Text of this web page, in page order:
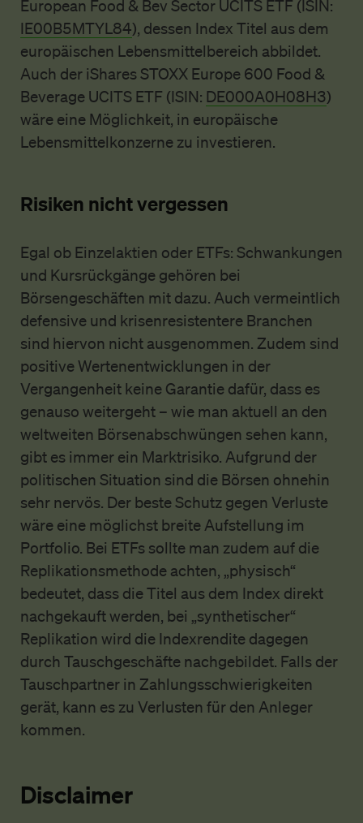
European Food & Bev Sector UCITS ETF (ISIN:
IE00B5MTYL84), dessen Index Titel aus dem
europäischen Lebensmittelbereich abbildet.
Auch der iShares STOXX Europe 600 Food &
Beverage UCITS ETF (ISIN: DE000A0H08H3)
wäre eine Möglichkeit, in europäische
Lebensmittelkonzerne zu investieren.
Risiken nicht vergessen
Egal ob Einzelaktien oder ETFs: Schwankungen
und Kursrückgänge gehören bei
Börsengeschäften mit dazu. Auch vermeintlich
defensive und krisenresistentere Branchen
sind hiervon nicht ausgenommen. Zudem sind
positive Wertenentwicklungen in der
Vergangenheit keine Garantie dafür, dass es
genauso weitergeht – wie man aktuell an den
weltweiten Börsenabschwüngen sehen kann,
gibt es immer ein Marktrisiko. Aufgrund der
politischen Situation sind die Börsen ohnehin
sehr nervös. Der beste Schutz gegen Verluste
wäre eine möglichst breite Aufstellung im
Portfolio. Bei ETFs sollte man zudem auf die
Replikationsmethode achten, „physisch“
bedeutet, dass die Titel aus dem Index direkt
nachgekauft werden, bei „synthetischer“
Replikation wird die Indexrendite dagegen
durch Tauschgeschäfte nachgebildet. Falls der
Tauschpartner in Zahlungsschwierigkeiten
gerät, kann es zu Verlusten für den Anleger
kommen.
Disclaimer